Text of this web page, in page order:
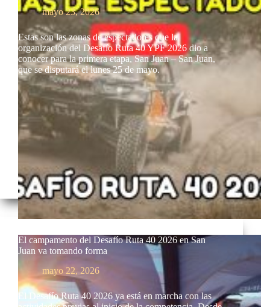
mayo 23, 2026
Estas son las zonas de espectadores que la
organización del Desafío Ruta 40 YPF 2026 dio a
conocer para la primera etapa, San Juan – San Juan,
que se disputará el lunes 25 de mayo.
El campamento del Desafío Ruta 40 2026 en San
Juan va tomando forma
mayo 22, 2026
El Desafío Ruta 40 2026 ya está en marcha con las